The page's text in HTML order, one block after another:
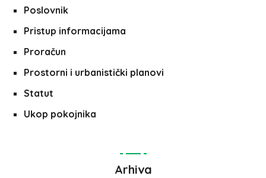
Poslovnik
Pristup informacijama
Proračun
Prostorni i urbanistički planovi
Statut
Ukop pokojnika
Arhiva